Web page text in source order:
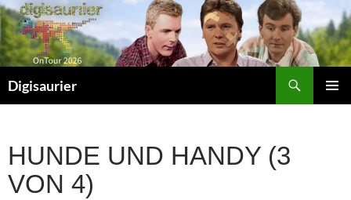
Zum
Inhalt
springen
Digisaurier
HUNDE UND HANDY (3
VON 4)